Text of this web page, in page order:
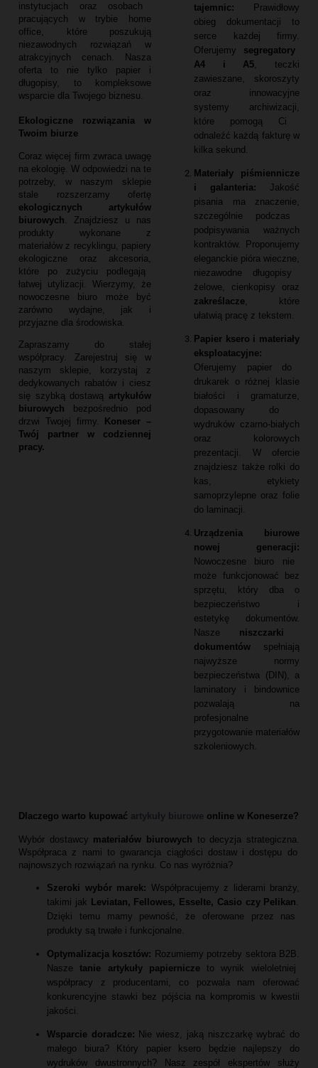
instytucjach oraz osobach
pracujących w trybie home
office,
które poszukują
niezawodnych rozwiązań w
atrakcyjnych cenach.
Nasza
oferta to nie tylko papier i
długopisy,
to kompleksowe
wsparcie dla Twojego biznesu.
Ekologiczne rozwiązania w
Twoim biurze
Coraz więcej firm zwraca uwagę
na ekologię. W odpowiedzi na te
potrzeby,
w naszym sklepie
stale rozszerzamy ofertę
ekologicznych artykułów
biurowych
Znajdziesz u nas
produkty wykonane z
materiałów z recyklingu,
papiery
ekologiczne oraz akcesoria,
które po zużyciu podlegają
łatwej utylizacji.
Wierzymy,
że
nowoczesne biuro może być
zarówno wydajne,
jak i
przyjazne dla środowiska.
Zapraszamy do stałej
współpracy.
Zarejestruj się w
naszym sklepie,
korzystaj z
dedykowanych rabatów i ciesz
się szybką dostawą artykułów
biurowych bezpośrednio pod
drzwi Twojej firmy.
Koneser –
Twój partner w codziennej
pracy.
tajemnic: Prawidłowy
obieg dokumentacji to
serce każdej firmy.
Oferujemy segregatory
A4 i A5
teczki
zawieszane,
skoroszyty
oraz innowacyjne
systemy archiwizacji,
które pomogą Ci
odnaleźć każdą fakturę w
kilka sekund.
Materiały piśmiennicze
i galanteria: Jakość
pisania ma znaczenie,
szczególnie podczas
podpisywania ważnych
kontraktów.
Proponujemy
eleganckie pióra wieczne,
niezawodne długopisy
żelowe,
cienkopisy oraz
zakreślacze
które
ułatwią pracę z tekstem.
Papier ksero i materiały
eksploatacyjne:
Oferujemy papier do
drukarek o różnej klasie
białości i gramaturze,
dopasowany do
wydruków czarno-białych
oraz kolorowych
prezentacji.
W ofercie
znajdziesz także rolki do
kas,
etykiety
samoprzylepne oraz folie
do laminacji.
Urządzenia biurowe
nowej generacji:
Nowoczesne biuro nie
może funkcjonować bez
sprzętu,
który dba o
bezpieczeństwo i
estetykę dokumentów.
Nasze niszczarki
dokumentów spełniają
najwyższe normy
bezpieczeństwa (DIN),
a
laminatory i bindownice
pozwalają na
profesjonalne
przygotowanie materiałów
szkoleniowych.
Dlaczego warto kupować artykuły biurowe online w Koneserze?
Wybór dostawcy materiałów biurowych to decyzja strategiczna.
Współpraca z nami to gwarancja ciągłości dostaw i dostępu do
najnowszych rozwiązań na rynku.
Co nas wyróżnia?
Szeroki wybór marek: Współpracujemy z liderami branży,
takimi jak Leviatan, Fellowes, Esselte, Casio czy Pelikan
Dzięki temu mamy pewność,
że oferowane przez nas
produkty są trwałe i funkcjonalne.
Optymalizacja kosztów: Rozumiemy potrzeby sektora B2B.
Naszetanie artykuły papierniczeto wynik wieloletniej
współpracy z producentami,
co pozwala nam oferować
konkurencyjne stawki bez pójścia na kompromis w kwestii
jakości.
Wsparcie doradcze: Nie wiesz,
jaką niszczarkę wybrać do
małego biura?Który papier ksero będzie najlepszy do
wydruków dwustronnych?Nasz zespół ekspertów służy